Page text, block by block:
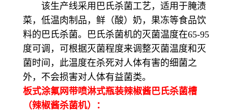
该生产线采用巴氏杀菌工艺，适用于腌渍
菜，低温肉制品，鲜（酸）奶，果冻等食品饮
料的巴氏杀菌。巴氏杀菌机的灭菌温度在65-95
度可调，可根据灭菌程度来调整灭菌温度和灭
菌时间，此温度在杀死对人体有害的细菌之
外，不会损害对人体有益菌类。
板式涂氟网带喷淋式瓶装辣椒酱巴氏杀菌槽
（辣椒酱杀菌机）：